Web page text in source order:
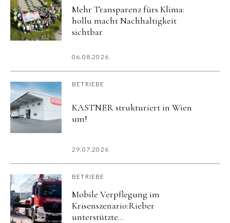
Mehr Transparenz fürs Klima:
hollu macht Nachhaltigkeit
sichtbar
06.08.2026
BETRIEBE
KASTNER strukturiert in Wien
um!
29.07.2026
BETRIEBE
Mobile Verpflegung im
Krisenszenario:Rieber
unterstützte